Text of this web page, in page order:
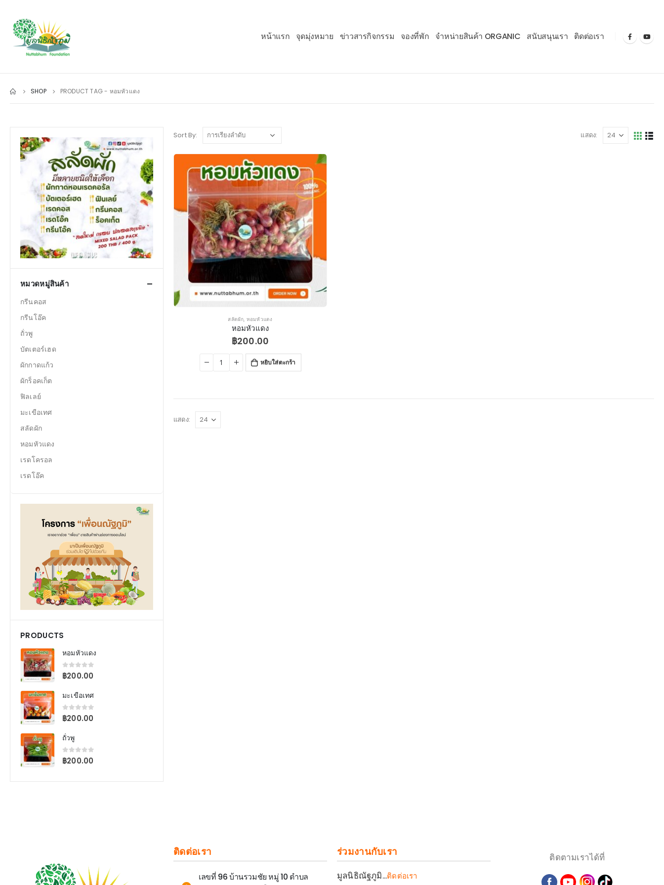
หน้าแรก จุดมุ่งหมาย ข่าวสารกิจกรรม จองที่พัก จำหน่ายสินค้า ORGANIC สนับสนุนเรา ติดต่อเรา
SHOP PRODUCT TAG - หอมหัวแดง
Sort By: แสดง:
สลัดผัก, หอมหัวแดง
หอมหัวแดง
฿200.00
หยิบใส่ตะกร้า
แสดง:
หมวดหมู่สินค้า
กรีนคอส
กรีนโอ๊ค
ถั่วพู
บัตเตอร์เฮด
ผักกาดแก้ว
ผักร็อคเก็ต
ฟิลเลย์
มะเขือเทศ
สลัดผัก
หอมหัวแดง
เรดโครอล
เรดโอ๊ค
PRODUCTS
หอมหัวแดง
0out of 5
฿200.00
มะเขือเทศ
0out of 5
฿200.00
ถั่วพู
0out of 5
฿200.00
ติดต่อเรา
เลขที่ 96 บ้านรวมชัย หมู่ 10 ตำบล
ร่วมงานกับเรา
มูลนิธิณัฐภูมิ...ติดต่อเรา
ติดตามเราได้ที่